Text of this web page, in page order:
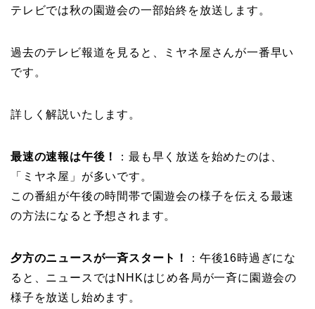
テレビでは秋の園遊会の一部始終を放送します。
過去のテレビ報道を見ると、ミヤネ屋さんが一番早い
です。
詳しく解説いたします。
最速の速報は午後！
：最も早く放送を始めたのは、
「ミヤネ屋」が多いです。
この番組が午後の時間帯で園遊会の様子を伝える最速
の方法になると予想されます。
夕方のニュースが一斉スタート！
：午後16時過ぎにな
ると、ニュースではNHKはじめ各局が一斉に園遊会の
様子を放送し始めます。